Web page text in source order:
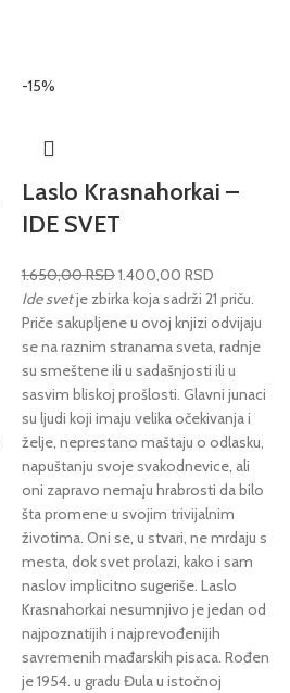
-15%
Laslo Krasnahorkai –
IDE SVET
1.650,00RSD1.400,00 RSD
Ide svetje zbirka koja sadrži 21 priču.
Priče sakupljene u ovoj knjizi odvijaju
se na raznim stranama sveta, radnje
su smeštene ili u sadašnjosti ili u
sasvim bliskoj prošlosti. Glavni junaci
su ljudi koji imaju velika očekivanja i
želje, neprestano maštaju o odlasku,
napuštanju svoje svakodnevice, ali
oni zapravo nemaju hrabrosti da bilo
šta promene u svojim trivijalnim
životima. Oni se, u stvari, ne mrdaju s
mesta, dok svet prolazi, kako i sam
naslov implicitno sugeriše. Laslo
Krasnahorkai nesumnjivo je jedan od
najpoznatijih i najprevođenijih
savremenih mađarskih pisaca. Rođen
je 1954. u gradu Đula u istočnoj